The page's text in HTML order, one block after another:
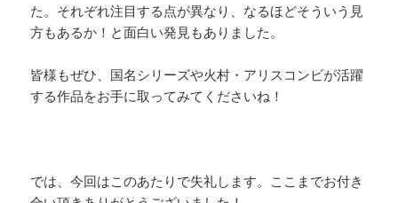
た。それぞれ注目する点が異なり、なるほどそういう見
方もあるか！と面白い発見もありました。
皆様もぜひ、国名シリーズや火村・アリスコンビが活躍
する作品をお手に取ってみてくださいね！
では、今回はこのあたりで失礼します。ここまでお付き